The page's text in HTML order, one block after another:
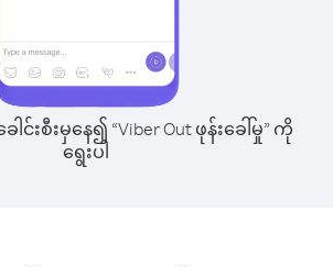
ါင်းစီးမှနေ၍ “Viber Out ဖုန်းခေါ်မှု” ကို
ရွေးပါ